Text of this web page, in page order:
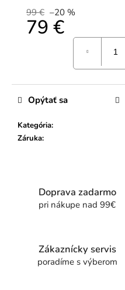
99 € –20 %
79 €
Kategória:
Záruka:
Opýtať sa
Doprava zadarmo
pri nákupe nad 99€
Zákaznícky servis
poradíme s výberom